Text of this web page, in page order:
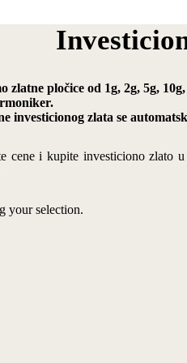
zlatne pločice od 1g, 2g, 5g,
investicionog zlata se
cene i kupite investiciono zlato
your selection.